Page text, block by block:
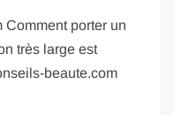
Comment porter un
très large est
beaute.com